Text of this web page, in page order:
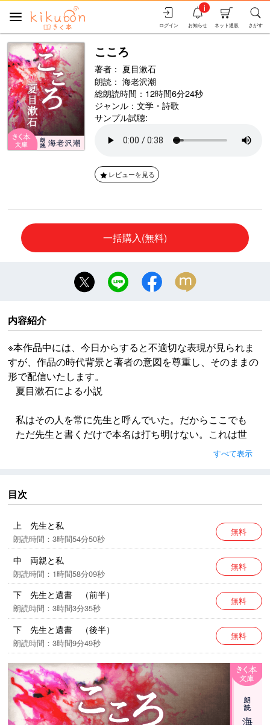
さがす
ネット通販
お知らせ
i
ログイン
こころ
著者： 夏目漱石
朗読： 海老沢潮
総朗読時間：12時間6分24秒
ジャンル： 文学・詩歌
サンプル試聴:
レビューを見る
一括購入(無料)
内容紹介
※本作品中には、今日からすると不適切な表現が見られま
すが、作品の時代背景と著者の意図を尊重し、そのままの
形で配信いたします。
夏目漱石による小説
私はその人を常に先生と呼んでいた。だからここでも
ただ先生と書くだけで本名は打ち明けない。これは世
間を憚かる遠慮というよりも、その方が私にとって自
然だからである。私はその人の記憶を呼び起すごと
は同じ事である。よそよそしい頭文字などはとても使
う気にならない。
※本作品中には、今日からすると不適切な表現が見られ
ますが、作品の時代背景と著者の意図を尊重し、その
ままの形で配信いたします。
すべて表示
目次
上 先生と私
朗読時間：3時間54分50秒
無料
中 両親と私
朗読時間：1時間58分09秒
無料
下 先生と遺書 （前半）
朗読時間：3時間3分35秒
無料
下 先生と遺書 （後半）
朗読時間：3時間9分49秒
無料